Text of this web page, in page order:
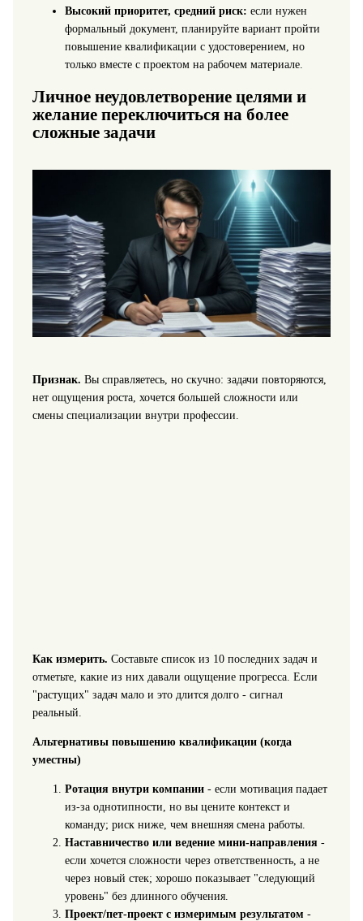
Высокий приоритет, средний риск: если нужен
формальный документ, планируйте вариант пройти
повышение квалификации с удостоверением, но
только вместе с проектом на рабочем материале.
Личное неудовлетворение целями и
желание переключиться на более
сложные задачи
Признак. Вы справляетесь, но скучно: задачи повторяются,
нет ощущения роста, хочется большей сложности или
смены специализации внутри профессии.
Как измерить. Составьте список из 10 последних задач и
отметьте, какие из них давали ощущение прогресса. Если
"растущих" задач мало и это длится долго - сигнал
реальный.
Альтернативы повышению квалификации (когда
уместны)
Ротация внутри компании- если мотивация падает
из-за однотипности, но вы цените контекст и
команду; риск ниже, чем внешняя смена работы.
Наставничество или ведение мини-направления-
если хочется сложности через ответственность, а не
через новый стек; хорошо показывает "следующий
уровень" без длинного обучения.
Проект/пет‑проект с измеримым результатом -